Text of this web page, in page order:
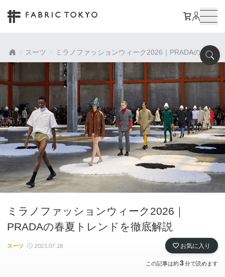
スーツ ミラノファッションウィーク2026｜PRADAの春夏ト
ミラノファッションウィーク2026｜
PRADAの春夏トレンドを徹底解説
スーツ 2025.07.28 お気に入り
この記事は約3分で読めます